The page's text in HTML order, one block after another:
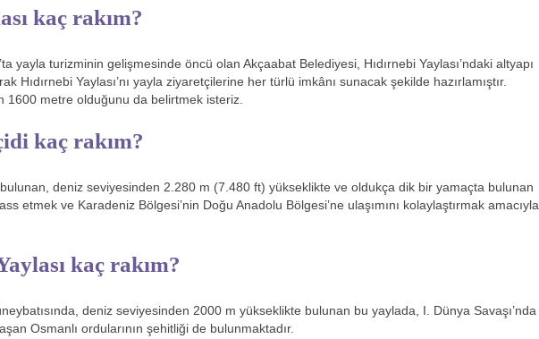
kaç rakım?
yayla turizminin gelişmesinde öncü olan Akçaabat Belediyesi, Hıdırnebi Yaylası’ndaki altyapı
Hıdırnebi Yaylası’nı yayla ziyaretçilerine her türlü imkânı sunacak şekilde hazırlamıştır.
1600 metre olduğunu da belirtmek isteriz.
kaç rakım?
deniz seviyesinden 2.280 m (7.480 ft) yükseklikte ve oldukça dik bir yamaçta bulunan
etmek ve Karadeniz Bölgesi’nin Doğu Anadolu Bölgesi’ne ulaşımını kolaylaştırmak amacıyla
kaç rakım?
deniz seviyesinden 2000 m yükseklikte bulunan bu yaylada, I. Dünya Savaşı’nda
Osmanlı ordularının şehitliği de bulunmaktadır.